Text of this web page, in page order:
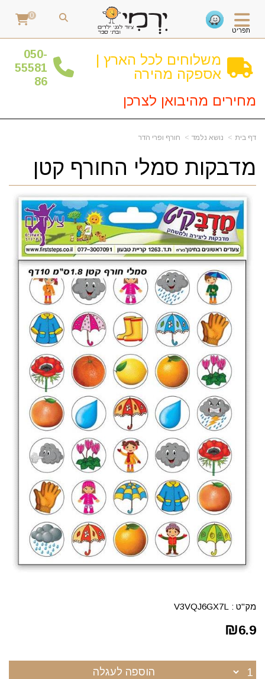
תפריט
0
משלוחים לכל הארץ |
אספקה מהירה
050-
55581
86
מחירים מהיבואן לצרכן
דף בית נושא נלמד חורף ופרי הדר
מדבקות סמלי החורף קטן
מק"ט : V3VQJ6GX7L
₪6.9
הוספה לעגלה